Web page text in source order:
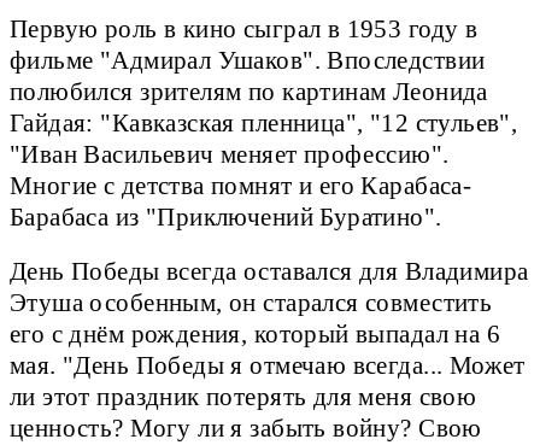
Первую роль в кино сыграл в 1953 году в
фильме "Адмирал Ушаков". Впоследствии
полюбился зрителям по картинам Леонида
Гайдая: "Кавказская пленница", "12 стульев",
"Иван Васильевич меняет профессию".
Многие с детства помнят и его Карабаса-
Барабаса из "Приключений Буратино".
День Победы всегда оставался для Владимира
Этуша особенным, он старался совместить
его с днём рождения, который выпадал на 6
мая. "День Победы я отмечаю всегда... Может
ли этот праздник потерять для меня свою
ценность? Могу ли я забыть войну? Свою